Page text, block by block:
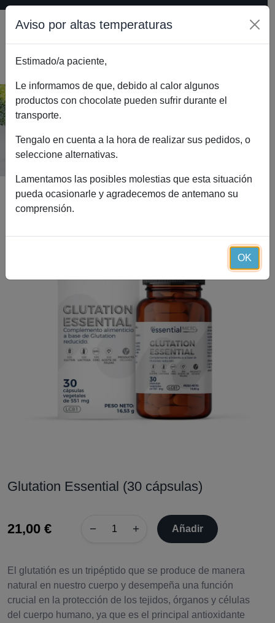
Glutation Essential (30 cápsulas)
Inicio Catálogo Glutation Essential (30 cápsulas)
Glutation Essential (30 cápsulas)
21,00 € − + Añadir
El glutatión es un tripéptido que se produce de manera
natural en nuestro cuerpo y desempeña una función
crucial en la protección de los tejidos, órganos y células
del cuerpo humano, ya que es el principal antioxidante
Aviso por altas temperaturas
Estimado/a paciente,
Le informamos de que, debido al calor algunos
productos con chocolate pueden sufrir durante el
transporte.
Tengalo en cuenta a la hora de realizar sus pedidos, o
seleccione alternativas.
Lamentamos las posibles molestias que esta situación
pueda ocasionarle y agradecemos de antemano su
comprensión.
OK